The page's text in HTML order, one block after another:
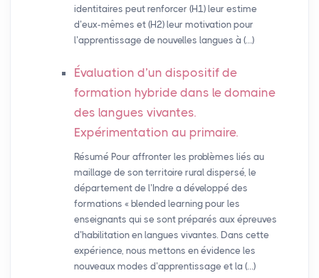
identitaires peut renforcer (H1) leur estime
d’eux-mêmes et (H2) leur motivation pour
l’apprentissage de nouvelles langues à (…)
Évaluation d’un dispositif de
formation hybride dans le domaine
des langues vivantes.
Expérimentation au primaire.
Résumé Pour affronter les problèmes liés au
maillage de son territoire rural dispersé, le
département de l’Indre a développé des
formations « blended learning pour les
enseignants qui se sont préparés aux épreuves
d’habilitation en langues vivantes. Dans cette
expérience, nous mettons en évidence les
nouveaux modes d’apprentissage et la (…)